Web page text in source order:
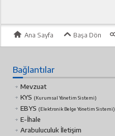
Ana Sayfa Başa Dön
Bağlantılar
Mevzuat
KYS (Kurumsal Yönetim Sistemi)
EBYS (Elektronik Belge Yönetim Sistemi)
E-İhale
Arabuluculuk İletişim